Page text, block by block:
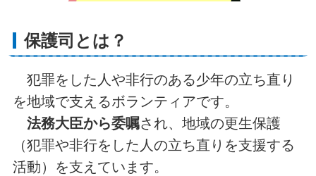
保護司とは？
犯罪をした人や非行のある少年の立ち直り
を地域で支えるボランティアです。
法務大臣から委嘱され、地域の更生保護
（犯罪や非行をした人の立ち直りを支援する
活動）を支えています。